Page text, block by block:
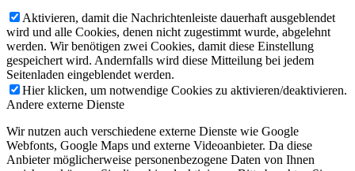
Aktivieren, damit die Nachrichtenleiste dauerhaft ausgeblendet
wird und alle Cookies, denen nicht zugestimmt wurde, abgelehnt
werden. Wir benötigen zwei Cookies, damit diese Einstellung
gespeichert wird. Andernfalls wird diese Mitteilung bei jedem
Seitenladen eingeblendet werden.
Hier klicken, um notwendige Cookies zu aktivieren/deaktivieren.
Andere externe Dienste
Wir nutzen auch verschiedene externe Dienste wie Google
Webfonts, Google Maps und externe Videoanbieter. Da diese
Anbieter möglicherweise personenbezogene Daten von Ihnen